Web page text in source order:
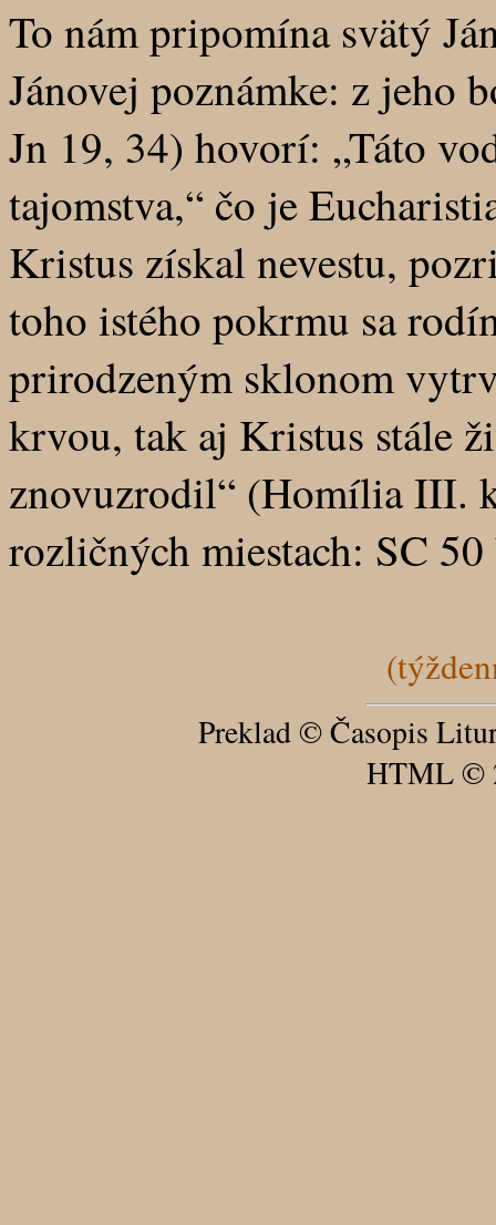
To nám pripomína svätý
Jánovej poznámke: z jeho
Jn 19, 34) hovorí: „Táto
tajomstva,“ čo je
Kristus získal nevestu,
toho istého pokrmu sa
prirodzeným sklonom
krvou, tak aj Kristus stále
znovuzrodil“ (Homília III.
rozličných miestach: SC
Preklad © Časopis
HTML ©